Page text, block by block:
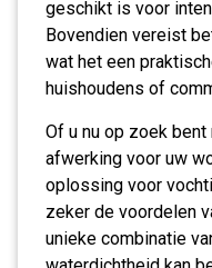
geschikt is voor
Bovendien vereist
wat het een
huishoudens of
Of u nu op zoek
afwerking voor uw
oplossing voor
zeker de voordelen
unieke combinatie